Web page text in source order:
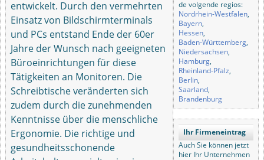
entwickelt. Durch den vermehrten
Einsatz von Bildschirmterminals
und PCs entstand Ende der 60er
Jahre der Wunsch nach geeigneten
Büroeinrichtungen für diese
Tätigkeiten an Monitoren. Die
Schreibtische veränderten sich
zudem durch die zunehmenden
Kenntnisse über die menschliche
Ergonomie. Die richtige und
gesundheitsschonende
de volgende regios:
Nordrhein-Westfalen,
Bayern,
Hessen,
Baden-Württemberg,
Niedersachsen,
Hamburg,
Rheinland-Pfalz,
Berlin,
Saarland,
Brandenburg
Ihr Firmeneintrag
Auch Sie können jetzt
hier Ihr Unternehmen